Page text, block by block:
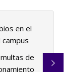
en el
de